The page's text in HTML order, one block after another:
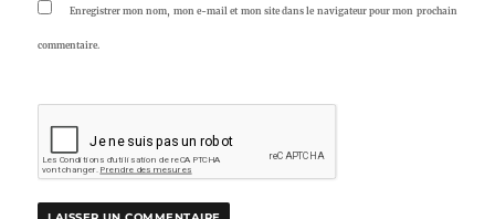
Enregistrer mon nom, mon e-mail et mon site dans le navigateur pour mon prochain
commentaire.